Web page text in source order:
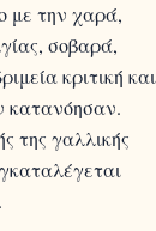
με την χαρά,
σοβαρά,
κριτική και
κατανόησαν.
της γαλλικής